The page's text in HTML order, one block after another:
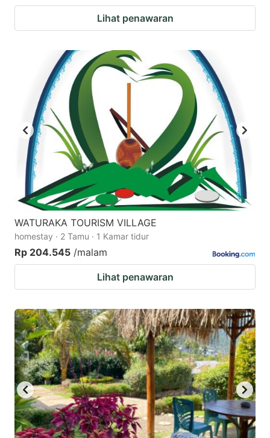
Lihat penawaran
WATURAKA TOURISM VILLAGE
homestay · 2 Tamu · 1 Kamar tidur
Rp 204.545 /malam
Lihat penawaran